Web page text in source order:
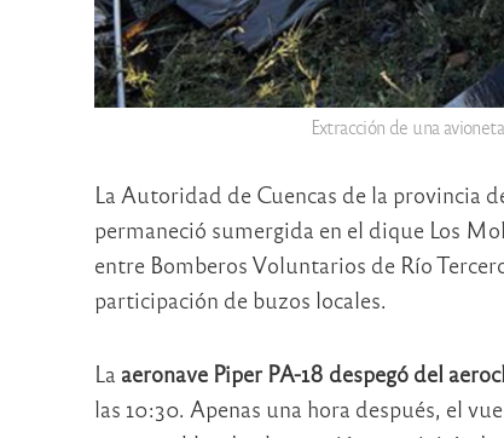
Extracción de una
La Autoridad de Cuencas de la provincia
permaneció sumergida en el dique Los
entre Bomberos Voluntarios de Río
participación de buzos locales.
La aeronave Piper PA-18 despegó del
las 10:30. Apenas una hora después, el